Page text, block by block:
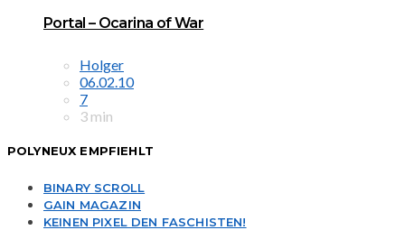
Portal – Ocarina of War
Holger
06.02.10
7
3 min
POLYNEUX EMPFIEHLT
BINARY SCROLL
GAIN MAGAZIN
KEINEN PIXEL DEN FASCHISTEN!